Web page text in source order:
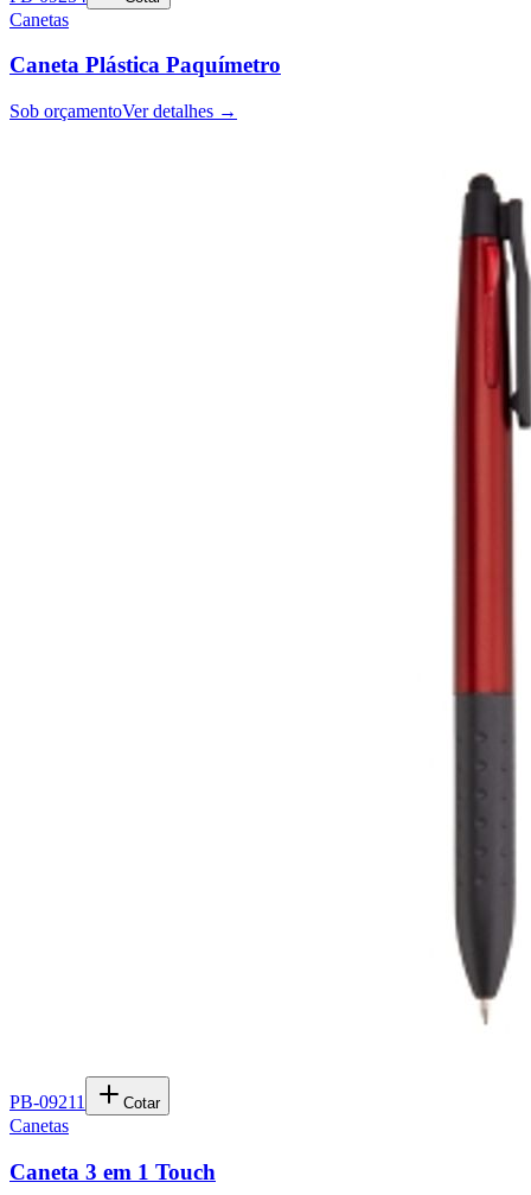
Canetas
Caneta Plástica Paquímetro
Sob orçamentoVer detalhes →
PB-09211 Cotar
Canetas
Caneta 3 em 1 Touch